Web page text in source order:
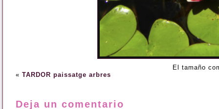
El tamaño
« TARDOR paissatge arbres
Deja un comentario